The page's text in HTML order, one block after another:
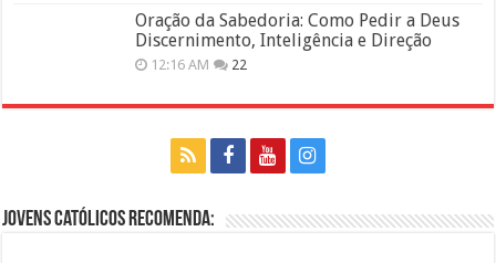
Oração da Sabedoria: Como Pedir a Deus
Discernimento, Inteligência e Direção
12:16 AM 22
Jovens Católicos Recomenda: